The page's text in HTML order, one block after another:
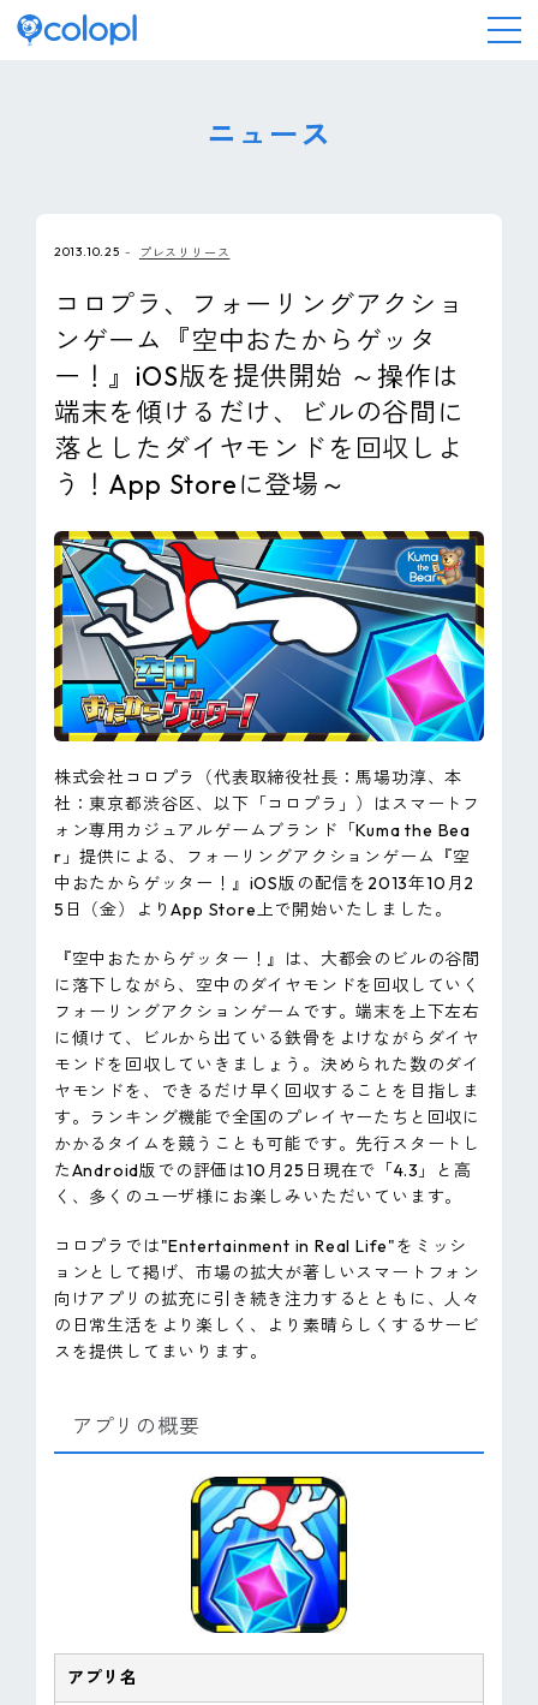
IR情報
採用情報
サステナビリティ
ピンマーク
EN
ニュース
2013.10.25 プレスリリース
コロプラ、フォーリングアクショ
ンゲーム『空中おたからゲッタ
ー！』iOS版を提供開始 ～操作は
端末を傾けるだけ、ビルの谷間に
落としたダイヤモンドを回収しよ
う！App Storeに登場～
株式会社コロプラ（代表取締役社長：馬場功淳、本
社：東京都渋谷区、以下「コロプラ」）はスマートフ
ォン専用カジュアルゲームブランド「Kuma the Bea
r」提供による、フォーリングアクションゲーム『空
中おたからゲッター！』iOS版の配信を2013年10月2
5日（金）よりApp Store上で開始いたしました。
『空中おたからゲッター！』は、大都会のビルの谷間
に落下しながら、空中のダイヤモンドを回収していく
フォーリングアクションゲームです。端末を上下左右
に傾けて、ビルから出ている鉄骨をよけながらダイヤ
モンドを回収していきましょう。決められた数のダイ
ヤモンドを、できるだけ早く回収することを目指しま
す。ランキング機能で全国のプレイヤーたちと回収に
かかるタイムを競うことも可能です。先行スタートし
たAndroid版での評価は10月25日現在で「4.3」と高
く、多くのユーザ様にお楽しみいただいています。
コロプラでは"Entertainment in Real Life"をミッシ
ョンとして掲げ、市場の拡大が著しいスマートフォン
向けアプリの拡充に引き続き注力するとともに、人々
の日常生活をより楽しく、より素晴らしくするサービ
スを提供してまいります。
アプリの概要
アプリ名